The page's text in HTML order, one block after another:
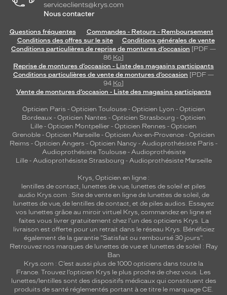
serviceclients@krys.com
Nous contacter
Questions fréquentes
Commandes - Retours - Remboursement
Conditions des offres sur le site
Conditions générales de vente
Conditions particulières de reprise de montures d’occasion [PDF —
86 Ko]
Reprise de montures d’occasion - Liste des magasins participants
Conditions particulières de vente de montures d’occasion [PDF —
94 Ko]
Vente de montures d’occasion - Liste des magasins participants
Opticien Paris - Opticien Toulouse- Opticien Lyon - Opticien
Bordeaux- Opticien Nantes - Opticien Strasbourg - Opticien
Lille - Opticien Montpellier - Opticien Rennes - Opticien
Grenoble - Opticien Marseille - Opticien Aix-en-Provence - Opticien
Reims - Opticien Angers - Opticien Nancy - Audioprothésiste Paris -
Audioprothésiste Toulouse- Audioprothésiste
Lille- Audioprothésiste Strasbourg - Audioprothésiste Marseille
Krys, Opticien en ligne :
lentilles de contact lunettes de vue, lunettes de soleil et piles
audio Krys.com : Site de vente en ligne de lunettes de soleil, de
lunettes de vue, de lentilles de contact , et de piles audios. Essayez
vos lunettes grâce au miroir virtuel Krys, commandez en ligne et
faites vous livrer gratuitement chez l'un des opticiens Krys. La
livraison est offerte pour un retrait dans le réseau Krys. Bénéficiez
également de la garantie "Satisfait ou remboursé 30 jours".
Retrouvez nos marques de lunettes de vue et lunettes de soleil : Ray
Ban
Krys.com : C’est aussi plus de 1000 opticiens dans toute la
France. Trouvez l’opticien Krys le plus proche de chez vous . Les
lunettes/lentilles sont des dispositifs médicaux qui constituent des
produits de santé réglementés portant à ce titre le marquage CE.